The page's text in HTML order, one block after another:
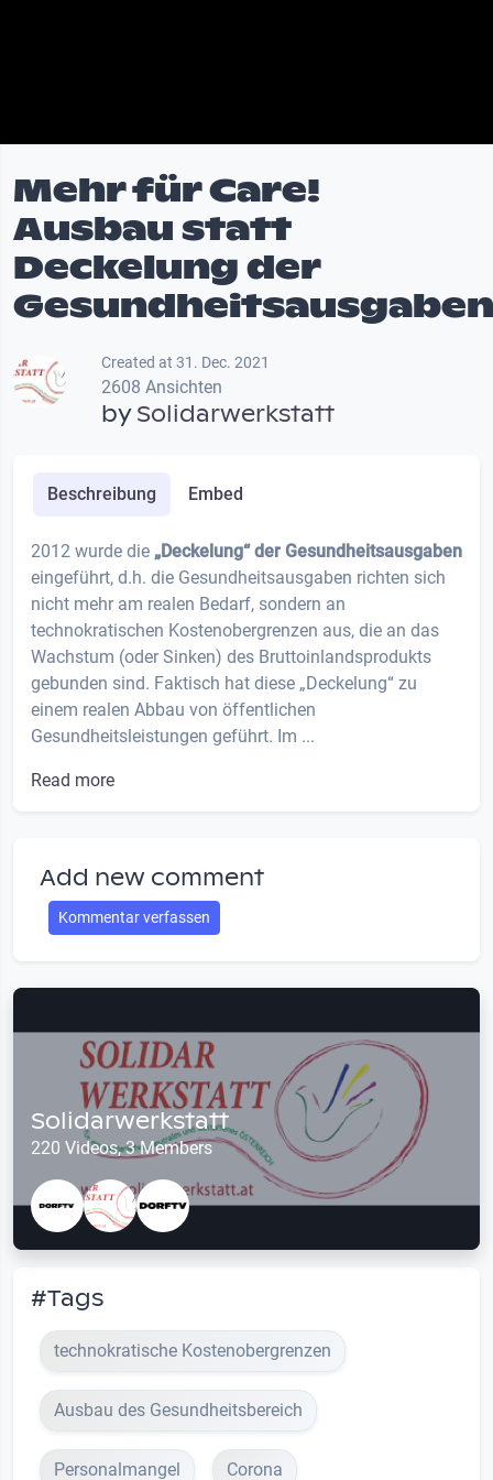
Mehr für Care!
Ausbau statt
Deckelung der
Created at 31. Dec. 2021
2608 Ansichten
bySolidarwerkstatt
Beschreibung Embed
2012 wurde die „Deckelung“ der Gesundheitsausgaben
eingeführt, d.h. die Gesundheitsausgaben richten sich
nicht mehr am realen Bedarf, sondern an
technokratischen Kostenobergrenzen aus, die an das
Wachstum (oder Sinken) des Bruttoinlandsprodukts
gebunden sind. Faktisch hat diese „Deckelung“ zu
einem realen Abbau von öffentlichen
Gesundheitsleistungen geführt. Im ...
Read more
Add new comment
Kommentar verfassen
Solidarwerkstatt
220 Videos, 3 Members
#Tags
technokratische Kostenobergrenzen
Ausbau des Gesundheitsbereich
Personalmangel Corona